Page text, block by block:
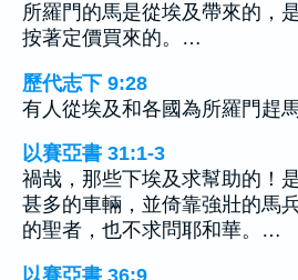
所羅門的馬是從埃及帶來的，
按著定價買來的。…
歷代志下 9:28
有人從埃及和各國為所羅門趕馬
以賽亞書 31:1-3
禍哉，那些下埃及求幫助的！
甚多的車輛，並倚靠強壯的馬
的聖者，也不求問耶和華。…
以賽亞書 36:9